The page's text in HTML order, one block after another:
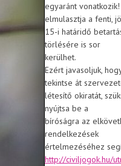
egyaránt
elmulasztja a fenti,
15-i határidő
törlésére is sor
kerülhet.
Ezért javasoljuk,
tekintse át
létesítő okiratát,
nyújtsa be a
bíróságra az
rendelkezések
értelmezéséhez
http://civiljogok.hu/